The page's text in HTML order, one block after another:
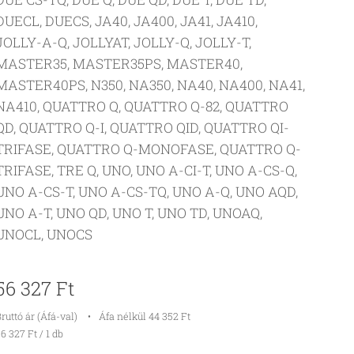
DUECS, JA40, JA400, JA41, JA410,
A-Q, JOLLYAT, JOLLY-Q, JOLLY-T,
MASTER35PS, MASTER40,
N350, NA350, NA40, NA400, NA41,
QUATTRO Q, QUATTRO Q-82, QUATTRO
QUATTRO Q-I, QUATTRO QID, QUATTRO QI-
QUATTRO Q-MONOFASE, QUATTRO Q-
TRE Q, UNO, UNO A-CI-T, UNO A-CS-Q,
A-CS-T, UNO A-CS-TQ, UNO A-Q, UNO AQD,
A-T, UNO QD, UNO T, UNO TD, UNOAQ,
UNOCS
327 Ft
ár (Áfá-val)
Áfa nélkül 44 352 Ft
327 Ft / 1 db